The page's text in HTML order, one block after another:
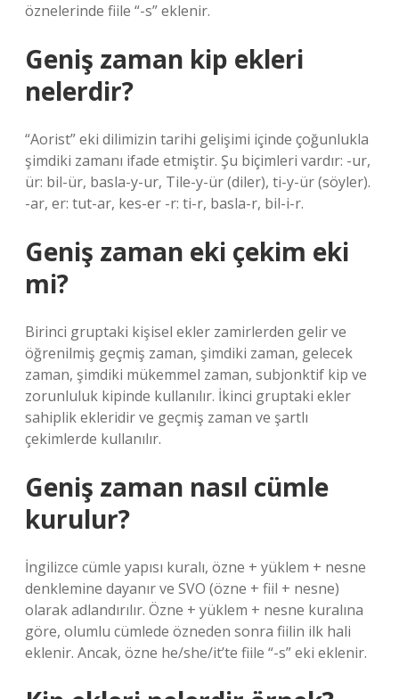
öznelerinde fiile “-s” eklenir.
Geniş zaman kip ekleri
nelerdir?
“Aorist” eki dilimizin tarihi gelişimi içinde çoğunlukla
şimdiki zamanı ifade etmiştir. Şu biçimleri vardır: -ur,
ür: bil-ür, basla-y-ur, Tile-y-ür (diler), ti-y-ür (söyler).
-ar, er: tut-ar, kes-er -r: ti-r, basla-r, bil-i-r.
Geniş zaman eki çekim eki
mi?
Birinci gruptaki kişisel ekler zamirlerden gelir ve
öğrenilmiş geçmiş zaman, şimdiki zaman, gelecek
zaman, şimdiki mükemmel zaman, subjonktif kip ve
zorunluluk kipinde kullanılır. İkinci gruptaki ekler
sahiplik ekleridir ve geçmiş zaman ve şartlı
çekimlerde kullanılır.
Geniş zaman nasıl cümle
kurulur?
İngilizce cümle yapısı kuralı, özne + yüklem + nesne
denklemine dayanır ve SVO (özne + fiil + nesne)
olarak adlandırılır. Özne + yüklem + nesne kuralına
göre, olumlu cümlede özneden sonra fiilin ilk hali
eklenir. Ancak, özne he/she/it’te fiile “-s” eki eklenir.